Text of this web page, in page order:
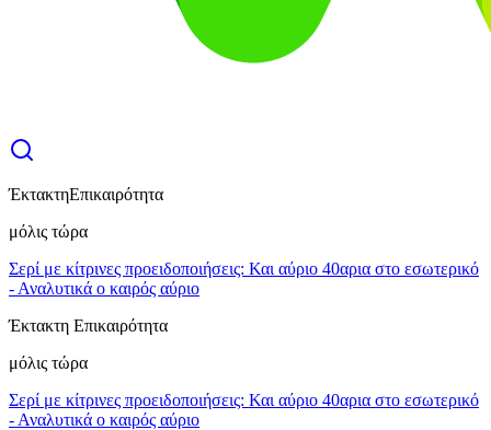
ΈκτακτηΕπικαιρότητα
μόλις τώρα
Σερί με κίτρινες προειδοποιήσεις: Και αύριο 40αρια στο εσωτερικό
- Αναλυτικά ο καιρός αύριο
Έκτακτη Επικαιρότητα
μόλις τώρα
Σερί με κίτρινες προειδοποιήσεις: Και αύριο 40αρια στο εσωτερικό
- Αναλυτικά ο καιρός αύριο